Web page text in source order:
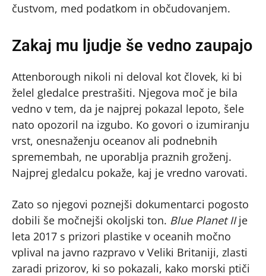
čustvom, med podatkom in občudovanjem.
Zakaj mu ljudje še vedno zaupajo
Attenborough nikoli ni deloval kot človek, ki bi
želel gledalce prestrašiti. Njegova moč je bila
vedno v tem, da je najprej pokazal lepoto, šele
nato opozoril na izgubo. Ko govori o izumiranju
vrst, onesnaženju oceanov ali podnebnih
spremembah, ne uporablja praznih groženj.
Najprej gledalcu pokaže, kaj je vredno varovati.
Zato so njegovi poznejši dokumentarci pogosto
dobili še močnejši okoljski ton. Blue Planet IIje
leta 2017 s prizori plastike v oceanih močno
vplival na javno razpravo v Veliki Britaniji, zlasti
zaradi prizorov, ki so pokazali, kako morski ptiči